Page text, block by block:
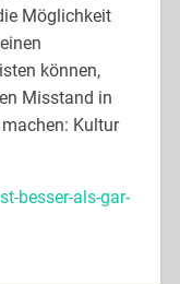
Möglichkeit
können,
Misstand in
Kultur
besser-als-gar-